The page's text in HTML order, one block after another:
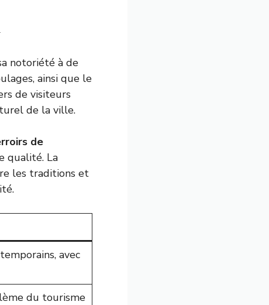
notoriété à de
ainsi que le
de visiteurs
de la ville.
de
qualité. La
les traditions et
avec
du tourisme